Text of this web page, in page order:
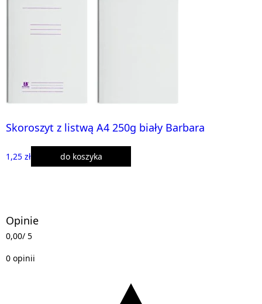
Skoroszyt z listwą A4 250g biały Barbara
1,25 zł do koszyka
Opinie
0,00/ 5
0 opinii